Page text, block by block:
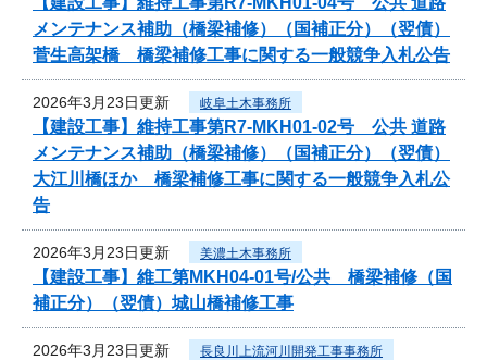
メンテナンス補助（橋梁補修）（国補正分）（翌債）
菅生高架橋 橋梁補修工事に関する一般競争入札公告
2026年3月23日更新 岐阜土木事務所
【建設工事】維持工事第R7-MKH01-02号 公共 道路
メンテナンス補助（橋梁補修）（国補正分）（翌債）
大江川橋ほか 橋梁補修工事に関する一般競争入札公
告
2026年3月23日更新 美濃土木事務所
【建設工事】維工第MKH04-01号/公共 橋梁補修（国
補正分）（翌債）城山橋補修工事
2026年3月23日更新 長良川上流河川開発工事事務所